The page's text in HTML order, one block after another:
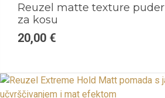
Reuzel matte texture puder
za kosu
20,00 €